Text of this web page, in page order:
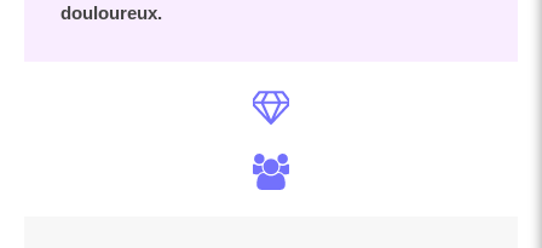
douloureux.